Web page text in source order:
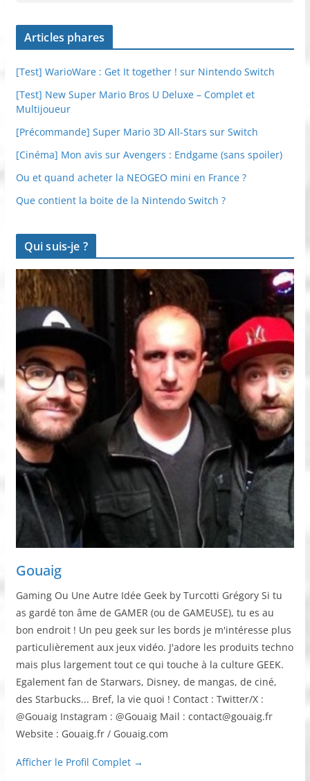
Articles phares
[Test] WarioWare : Get It together ! sur Nintendo Switch
[Test] New Super Mario Bros U Deluxe – Complet et
Multijoueur
[Précommande] Super Mario 3D All-Stars sur Switch
[Cinéma] Mon avis sur Avengers : Endgame (sans spoiler)
Ou et quand acheter la NEOGEO mini en France ?
Que contient la boite de la Nintendo Switch ?
Qui suis-je ?
Gouaig
Gaming Ou Une Autre Idée Geek by Turcotti Grégory Si tu
as gardé ton âme de GAMER (ou de GAMEUSE), tu es au
bon endroit ! Un peu geek sur les bords je m'intéresse plus
particulièrement aux jeux vidéo. J'adore les produits techno
mais plus largement tout ce qui touche à la culture GEEK.
Egalement fan de Starwars, Disney, de mangas, de ciné,
des Starbucks... Bref, la vie quoi ! Contact : Twitter/X :
@Gouaig Instagram : @Gouaig Mail : contact@gouaig.fr
Website : Gouaig.fr / Gouaig.com
Afficher le Profil Complet →